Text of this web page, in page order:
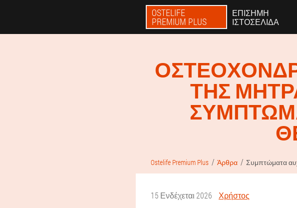
OSTELIFE
PREMIUM PLUS
ΕΠΊΣΗΜΗ
ΙΣΤΟΣΕΛΊΔΑ
ΤΗΣ
Ostelife Premium Plus Άρθρα Συμπτώματα
15 Ενδέχεται 2026 Χρήστος